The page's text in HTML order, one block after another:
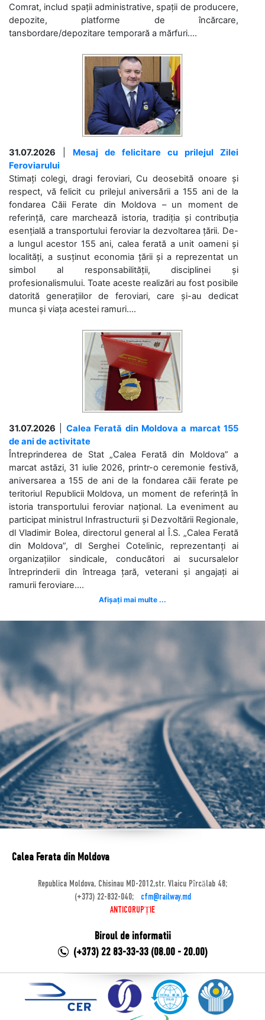
Comrat, includ spații administrative, spații de producere,
depozite, platforme de încărcare,
tansbordare/depozitare temporară a mărfuri....
31.07.2026
Mesaj de felicitare cu prilejul Zilei
Feroviarului
Stimați colegi, dragi feroviari, Cu deosebită onoare și
respect, vă felicit cu prilejul aniversării a 155 ani de la
fondarea Căii Ferate din Moldova – un moment de
referință, care marchează istoria, tradiția și contribuția
esențială a transportului feroviar la dezvoltarea țării. De-
a lungul acestor 155 ani, calea ferată a unit oameni și
localități, a susținut economia țării și a reprezentat un
simbol al responsabilității, disciplinei și
profesionalismului. Toate aceste realizări au fost posibile
datorită generațiilor de feroviari, care și-au dedicat
munca și viața acestei ramuri....
31.07.2026
Calea Ferată din Moldova a marcat 155
de ani de activitate
Întreprinderea de Stat „Calea Ferată din Moldova” a
marcat astăzi, 31 iulie 2026, printr-o ceremonie festivă,
aniversarea a 155 de ani de la fondarea căii ferate pe
teritoriul Republicii Moldova, un moment de referință în
istoria transportului feroviar național. La eveniment au
participat ministrul Infrastructurii și Dezvoltării Regionale,
dl Vladimir Bolea, directorul general al Î.S. „Calea Ferată
din Moldova”, dl Serghei Cotelinic, reprezentanți ai
organizațiilor sindicale, conducători ai sucursalelor
întreprinderii din întreaga țară, veterani și angajați ai
ramurii feroviare....
Afișați mai multe ...
Calea Ferata din Moldova
Republica Moldova, Chisinau MD-2012,str. Vlaicu Pîrcălab 48;
(+373) 22-832-040;
cfm@railway.md
ANTICORUPȚIE
Biroul de informatii
(+373) 22 83-33-33 (08.00 - 20.00)